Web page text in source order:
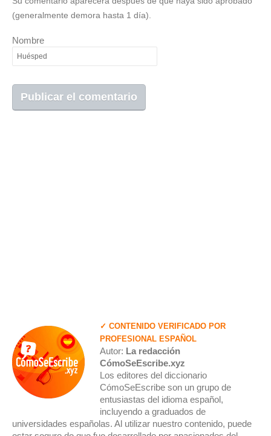
(generalmente demora hasta 1 día).
Nombre
✓ CONTENIDO VERIFICADO POR
PROFESIONAL ESPAÑOL
Autor: La redacción
CómoSeEscribe.xyz
Los editores del diccionario
CómoSeEscribe son un grupo de
entusiastas del idioma español,
incluyendo a graduados de
universidades españolas. Al utilizar nuestro contenido, puede